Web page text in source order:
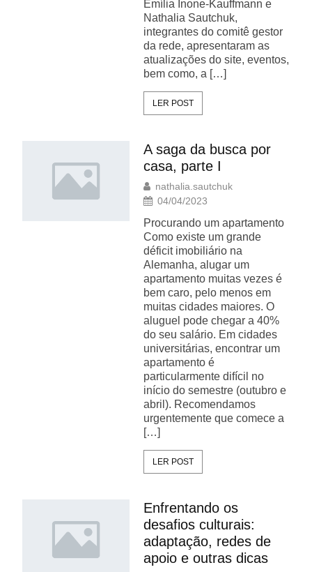
Emília Inone-Kauffmann e
Nathalia Sautchuk,
integrantes do comitê gestor
da rede, apresentaram as
atualizações do site, eventos,
bem como, a […]
LER POST
A saga da busca por
casa, parte I
nathalia.sautchuk
04/04/2023
Procurando um apartamento
Como existe um grande
déficit imobiliário na
Alemanha, alugar um
apartamento muitas vezes é
bem caro, pelo menos em
muitas cidades maiores. O
aluguel pode chegar a 40%
do seu salário. Em cidades
universitárias, encontrar um
apartamento é
particularmente difícil no
início do semestre (outubro e
abril). Recomendamos
urgentemente que comece a
[…]
LER POST
Enfrentando os
desafios culturais:
adaptação, redes de
apoio e outras dicas